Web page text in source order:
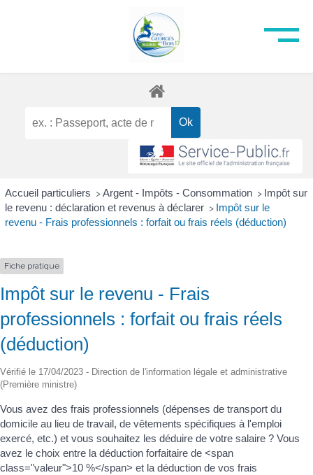
Accueil particuliers > Argent - Impôts - Consommation > Impôt sur
le revenu : déclaration et revenus à déclarer > Impôt sur le
revenu - Frais professionnels : forfait ou frais réels (déduction)
Fiche pratique
Impôt sur le revenu - Frais
professionnels : forfait ou frais réels
(déduction)
Vérifié le 17/04/2023 - Direction de l'information légale et administrative
(Première ministre)
Vous avez des frais professionnels (dépenses de transport du
domicile au lieu de travail, de vêtements spécifiques à l'emploi
exercé, etc.) et vous souhaitez les déduire de votre salaire ? Vous
avez le choix entre la déduction forfaitaire de <span
class="valeur">10 %</span> et la déduction de vos frais